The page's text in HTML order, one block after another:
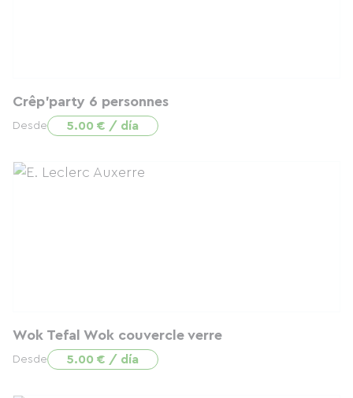
Crêp'party 6 personnes
Desde 5.00 € / día
Wok Tefal Wok couvercle verre
Desde 5.00 € / día